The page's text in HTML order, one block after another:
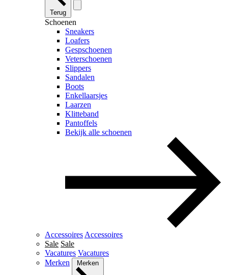
Terug
Schoenen
Sneakers
Loafers
Gespschoenen
Veterschoenen
Slippers
Sandalen
Boots
Enkellaarsjes
Laarzen
Klitteband
Pantoffels
Bekijk alle schoenen
Accessoires Accessoires
Sale Sale
Vacatures Vacatures
Merken
Merken